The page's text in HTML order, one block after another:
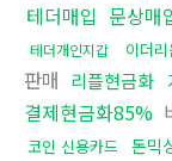
테더매입 문상매
테더개인지갑 이더
판매 리플현금화
결제현금화85%
코인 신용카드 돈믹